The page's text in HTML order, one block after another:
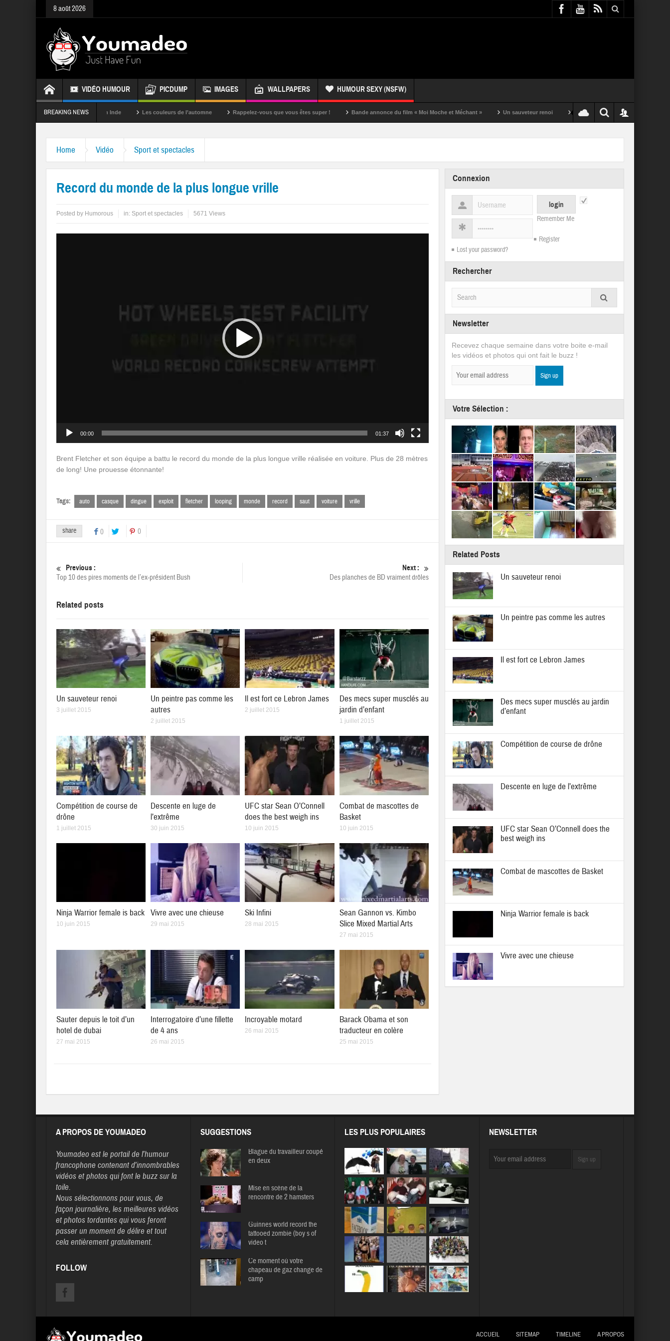
8 août 2026
VIDÉO HUMOUR PICDUMP IMAGES WALLPAPERS HUMOUR SEXY (NSFW)
BREAKING NEWS
La fête des couleurs en Inde Les couleurs de l’automne Rappelez-vous que vous êtes super ! Bande annonce du film « Moi Moche et Méchant » Un sauveteur renoi Un puching ball pas comme les autres
Home Vidéo Sport et spectacles
Record du monde de la plus longue vrille
Posted by Humorous in: Sport et spectacles 5671 Views
00:00 01:37
Brent Fletcher et son équipe a battu le record du monde de la plus longue vrille réalisée en voiture. Plus de 28 mètres
de long! Une prouesse étonnante!
Tags: auto casque dingue exploit fletcher looping monde record saut voiture vrille
share 0 0
Previous :
Top 10 des pires moments de l’ex-président Bush
Next :
Des planches de BD vraiment drôles
Related posts
Un sauveteur renoi
3 juillet 2015
Un peintre pas comme les
autres
2 juillet 2015
Il est fort ce Lebron James
2 juillet 2015
Des mecs super musclés au
jardin d’enfant
1 juillet 2015
Compétition de course de
drône
1 juillet 2015
Descente en luge de
l’extrême
30 juin 2015
UFC star Sean O’Connell
does the best weigh ins
10 juin 2015
Combat de mascottes de
Basket
10 juin 2015
Ninja Warrior female is back
10 juin 2015
Vivre avec une chieuse
29 mai 2015
Ski Infini
28 mai 2015
Sean Gannon vs. Kimbo
Slice Mixed Martial Arts
27 mai 2015
Sauter depuis le toit d’un
hotel de dubai
27 mai 2015
Interrogatoire d’une fillette
de 4 ans
26 mai 2015
Incroyable motard
26 mai 2015
Barack Obama et son
traducteur en colère
25 mai 2015
Connexion
Remember Me
Register
Lost your password?
Rechercher
Newsletter
Recevez chaque semaine dans votre boite e-mail
les vidéos et photos qui ont fait le buzz !
Votre Sélection :
Related Posts
Un sauveteur renoi
Un peintre pas comme les autres
Il est fort ce Lebron James
Des mecs super musclés au jardin
d’enfant
Compétition de course de drône
Descente en luge de l’extrême
UFC star Sean O’Connell does the
best weigh ins
Combat de mascottes de Basket
Ninja Warrior female is back
Vivre avec une chieuse
A PROPOS DE YOUMADEO
Youmadeo est le portail de l’humour
francophone contenant d’innombrables
vidéos et photos qui font le buzz sur la
toile.
Nous sélectionnons pour vous, de
façon journalière, les meilleures vidéos
et photos tordantes qui vous feront
passer un moment de délire et tout
cela entièrement gratuitement.
FOLLOW
SUGGESTIONS
Blague du travailleur coupé
en deux
Mise en scène de la
rencontre de 2 hamsters
Guinnes world record the
tattooed zombie (boy s of
video t
Ce moment où votre
chapeau de gaz change de
camp
LES PLUS POPULAIRES NEWSLETTER
ACCUEIL SITEMAP TIMELINE A PROPOS